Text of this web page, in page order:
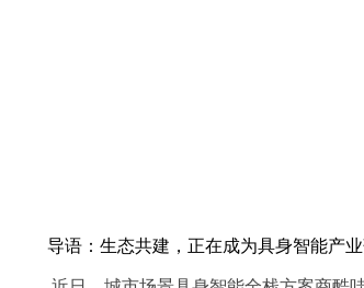
导语：生态共建，正在成为具身智能产业